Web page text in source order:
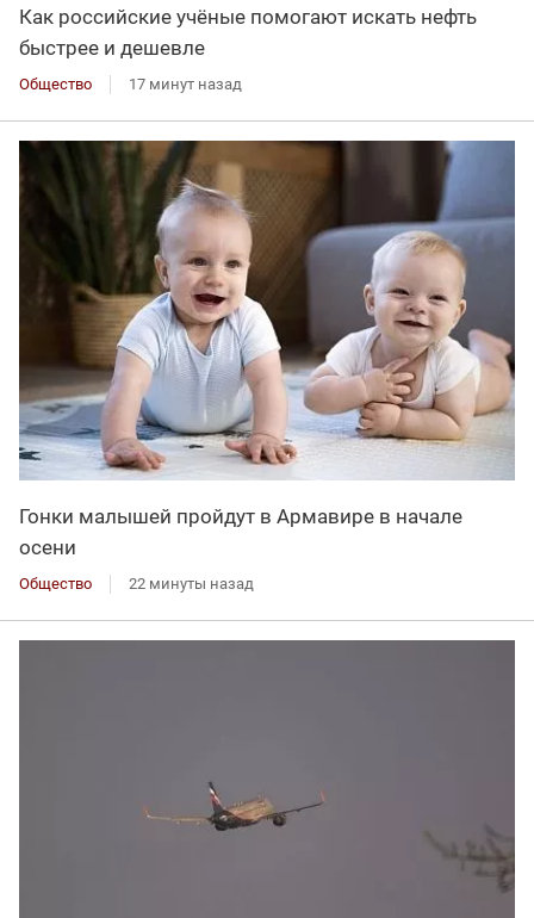
Как российские учёные помогают искать нефть
быстрее и дешевле
Общество 17 минут назад
Гонки малышей пройдут в Армавире в начале
осени
Общество 22 минуты назад